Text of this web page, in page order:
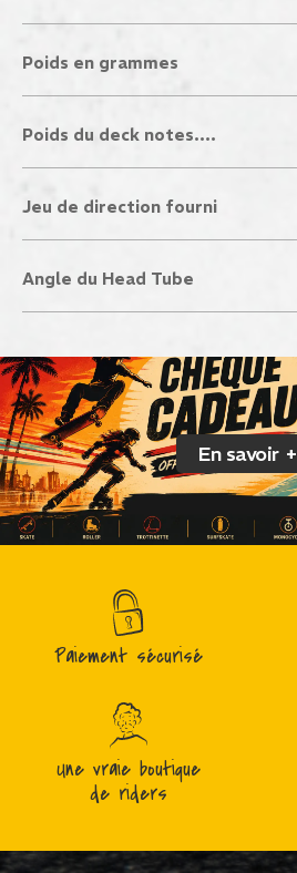
Poids en grammes
Poids du deck notes....
Jeu de direction fourni
Angle du Head Tube
En savoir +
Paiement sécurisé
Une vraie boutique
de riders